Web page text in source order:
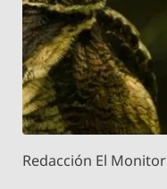
Redacción El Monitor